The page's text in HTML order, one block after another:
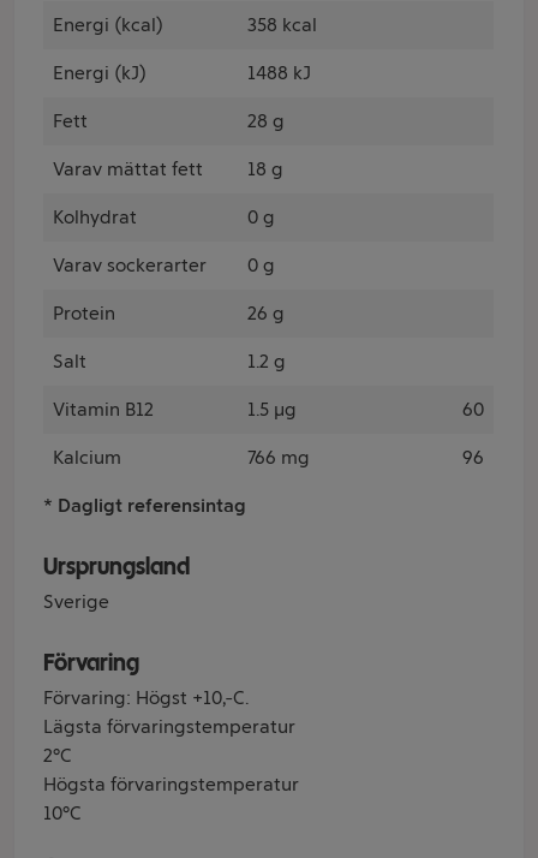
Energi (kcal) 358 kcal
Energi (kJ) 1488 kJ
Fett 28 g
Varav mättat fett 18 g
Kolhydrat 0 g
Varav sockerarter 0 g
Protein 26 g
Salt 1.2 g
Vitamin B12 1.5 µg 60
Kalcium 766 mg 96
* Dagligt referensintag
Ursprungsland
Sverige
Förvaring
Förvaring: Högst +10ºC.
Lägsta förvaringstemperatur
2°C
Högsta förvaringstemperatur
10°C